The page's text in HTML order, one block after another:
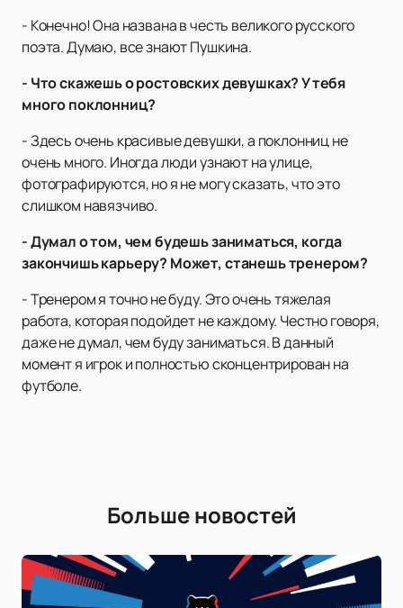
- Конечно! Она названа в честь великого русского
поэта. Думаю, все знают Пушкина.
- Что скажешь о ростовских девушках? У тебя
много поклонниц?
- Здесь очень красивые девушки, а поклонниц не
очень много. Иногда люди узнают на улице,
фотографируются, но я не могу сказать, что это
слишком навязчиво.
- Думал о том, чем будешь заниматься, когда
закончишь карьеру? Может, станешь тренером?
- Тренером я точно не буду. Это очень тяжелая
работа, которая подойдет не каждому. Честно говоря,
даже не думал, чем буду заниматься. В данный
момент я игрок и полностью сконцентрирован на
футболе.
Больше новостей